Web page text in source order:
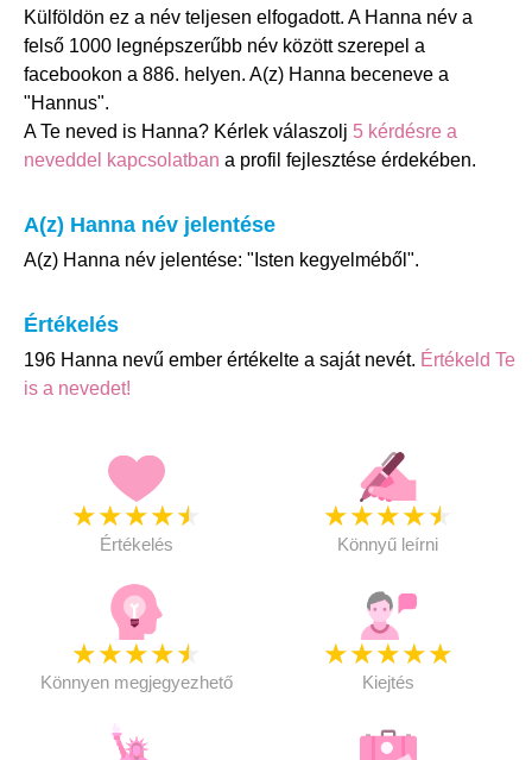
Külföldön ez a név teljesen elfogadott. A Hanna név a
felső 1000 legnépszerűbb név között szerepel a
facebookon a 886. helyen. A(z) Hanna beceneve a
"Hannus".
A Te neved is Hanna? Kérlek válaszolj 5 kérdésre a
neveddel kapcsolatban a profil fejlesztése érdekében.
A(z) Hanna név jelentése
A(z) Hanna név jelentése: "Isten kegyelméből".
Értékelés
196 Hanna nevű ember értékelte a saját nevét. Értékeld Te
is a nevedet!
★★★★★
Értékelés
★★★★★
Könnyű leírni
★★★★★
Könnyen megjegyezhető
★★★★★
Kiejtés